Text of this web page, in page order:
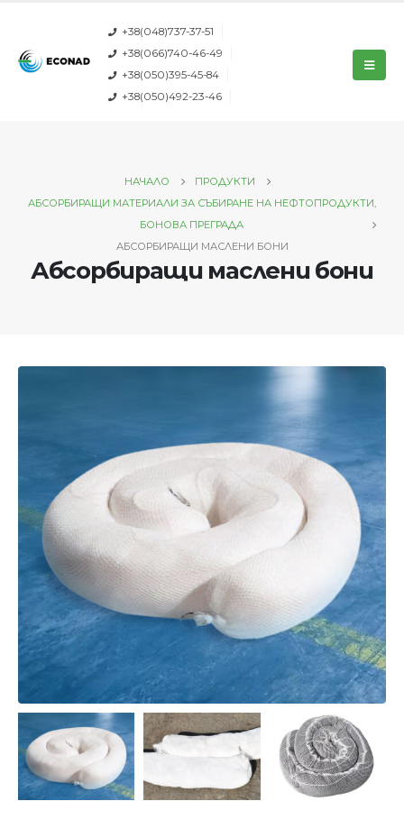
+38(048)737-37-51
+38(066)740-46-49
+38(050)395-45-84
+38(050)492-23-46
НАЧАЛО
ПРОДУКТИ
АБСОРБИРАЩИ МАТЕРИАЛИ ЗА СЪБИРАНЕ НА НЕФТОПРОДУКТИ,
БОНОВА ПРЕГРАДА
АБСОРБИРАЩИ МАСЛЕНИ БОНИ
Абсорбиращи маслени бони